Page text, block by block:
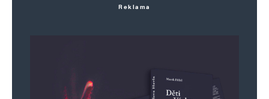
Reklama